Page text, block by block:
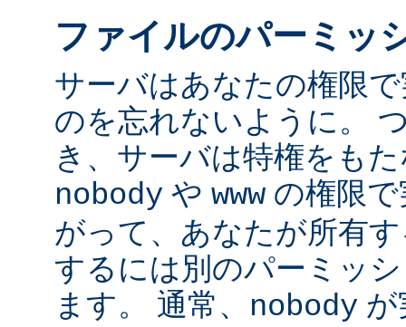
ファイルのパーミッ
サーバはあなたの権限
のを忘れないように。
き、サーバは特権をも
nobody や www の権限
がって、あなたが所有
するには別のパーミッ
ます。 通常、 nobody が